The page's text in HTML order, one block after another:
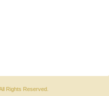
All Rights Reserved.